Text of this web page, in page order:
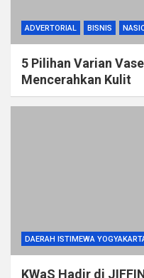
ADVERTORIAL BISNIS
5 Pilihan Varian
Mencerahkan Kulit
DAERAH ISTIMEWA
KWaS Hadir di